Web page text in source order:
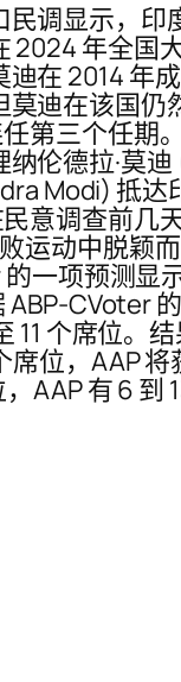
调显示，印
2024 年全国
在 2014 年
迪在该国
第三个任期
伦德拉·莫
Modi) 抵
意调查前几
运动中脱颖
一项预测显
CVoter
11 个席位。
位，AAP 将
AAP 有 6 到